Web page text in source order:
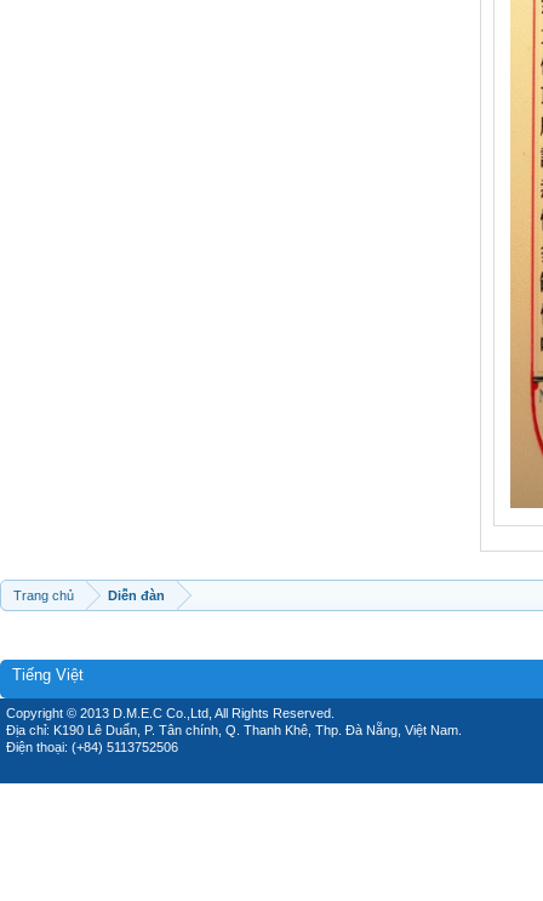
Trang chủ Diễn đàn
Tiếng Việt
Copyright © 2013 D.M.E.C Co.,Ltd, All Rights Reserved.
Địa chỉ: K190 Lê Duẩn, P. Tân chính, Q. Thanh Khê, Thp. Đà Nẵng, Việt Nam.
Điện thoại: (+84) 5113752506